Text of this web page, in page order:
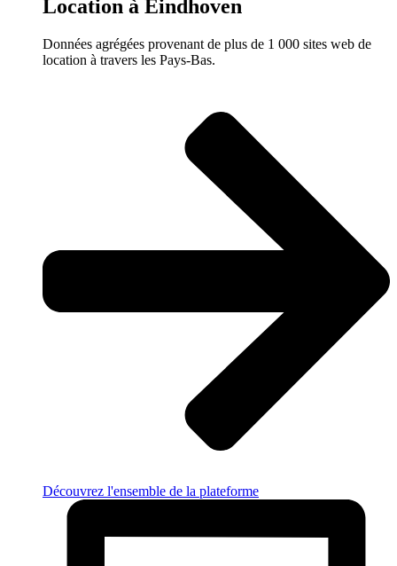
Location à Eindhoven
Données agrégées provenant de plus de 1 000 sites web de
location à travers les Pays-Bas.
Découvrez l'ensemble de la plateforme